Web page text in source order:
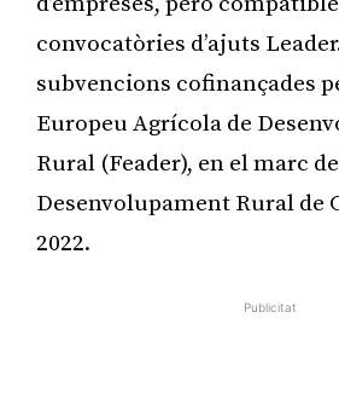
convocatòries d’ajuts
subvencions cofinançades
Europeu Agrícola de
Rural (Feader), en el marc
Desenvolupament Rural de
2022.
Publicitat